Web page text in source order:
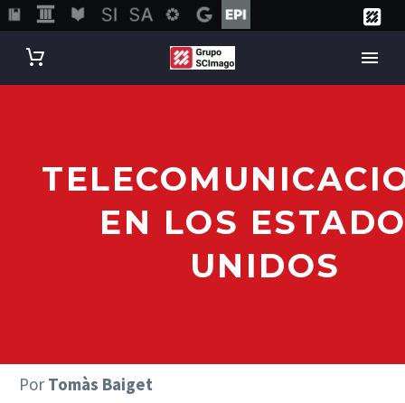
EN LOS
UNIDOS
Por Tomàs Baiget